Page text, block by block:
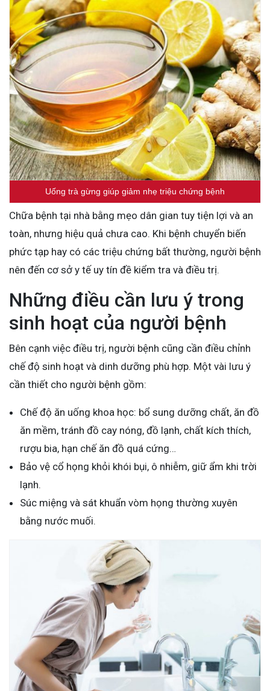
Uống trà gừng giúp giảm nhẹ triệu chứng bệnh
Chữa bệnh tại nhà bằng mẹo dân gian tuy tiện lợi và an
toàn, nhưng hiệu quả chưa cao. Khi bệnh chuyển biến
phức tạp hay có các triệu chứng bất thường, người bệnh
nên đến cơ sở y tế uy tín đề kiểm tra và điều trị.
Những điều cần lưu ý trong
sinh hoạt của người bệnh
Bên cạnh việc điều trị, người bệnh cũng cần điều chỉnh
chế độ sinh hoạt và dinh dưỡng phù hợp. Một vài lưu ý
cần thiết cho người bệnh gồm:
Chế độ ăn uống khoa học: bổ sung dưỡng chất, ăn đồ
ăn mềm, tránh đồ cay nóng, đồ lạnh, chất kích thích,
rượu bia, hạn chế ăn đồ quá cứng…
Bảo vệ cổ họng khỏi khói bụi, ô nhiễm, giữ ẩm khi trời
lạnh.
Súc miệng và sát khuẩn vòm họng thường xuyên
bằng nước muối.